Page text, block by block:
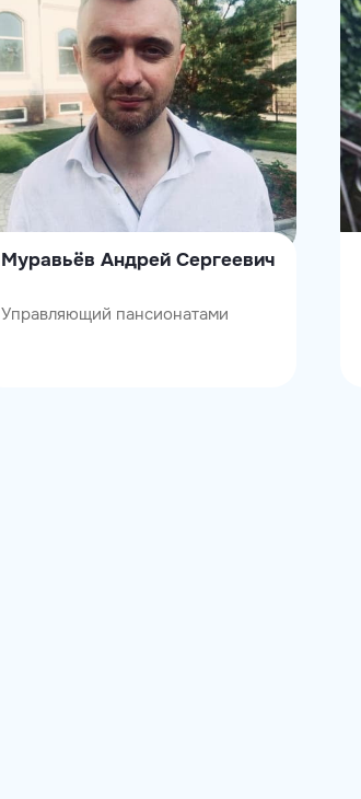
Муравьёв Андрей Сергеевич
Управляющий пансионатами